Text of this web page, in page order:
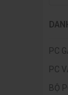
PC
PC
BỘ